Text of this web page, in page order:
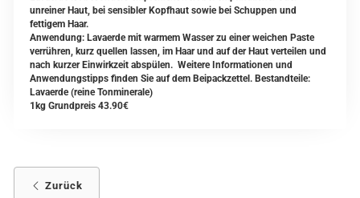
unreiner Haut, bei sensibler Kopfhaut sowie bei Schuppen und
fettigem Haar.
Anwendung: Lavaerde mit warmem Wasser zu einer weichen Paste
verrühren, kurz quellen lassen, im Haar und auf der Haut verteilen und
nach kurzer Einwirkzeit abspülen. Weitere Informationen und
Anwendungstipps finden Sie auf dem Beipackzettel. Bestandteile:
Lavaerde (reine Tonminerale)
1kg Grundpreis 43.90€
Zurück